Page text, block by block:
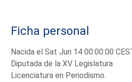
Ficha personal
Nacida el Sat Jun 14 00:00:00
Diputada de la XV Legislatura
Licenciatura en Periodismo.